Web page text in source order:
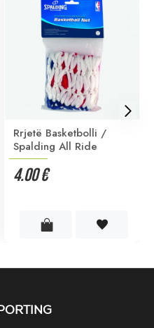
Rrjetë Basketbolli /
Spalding All Ride
4.00 €